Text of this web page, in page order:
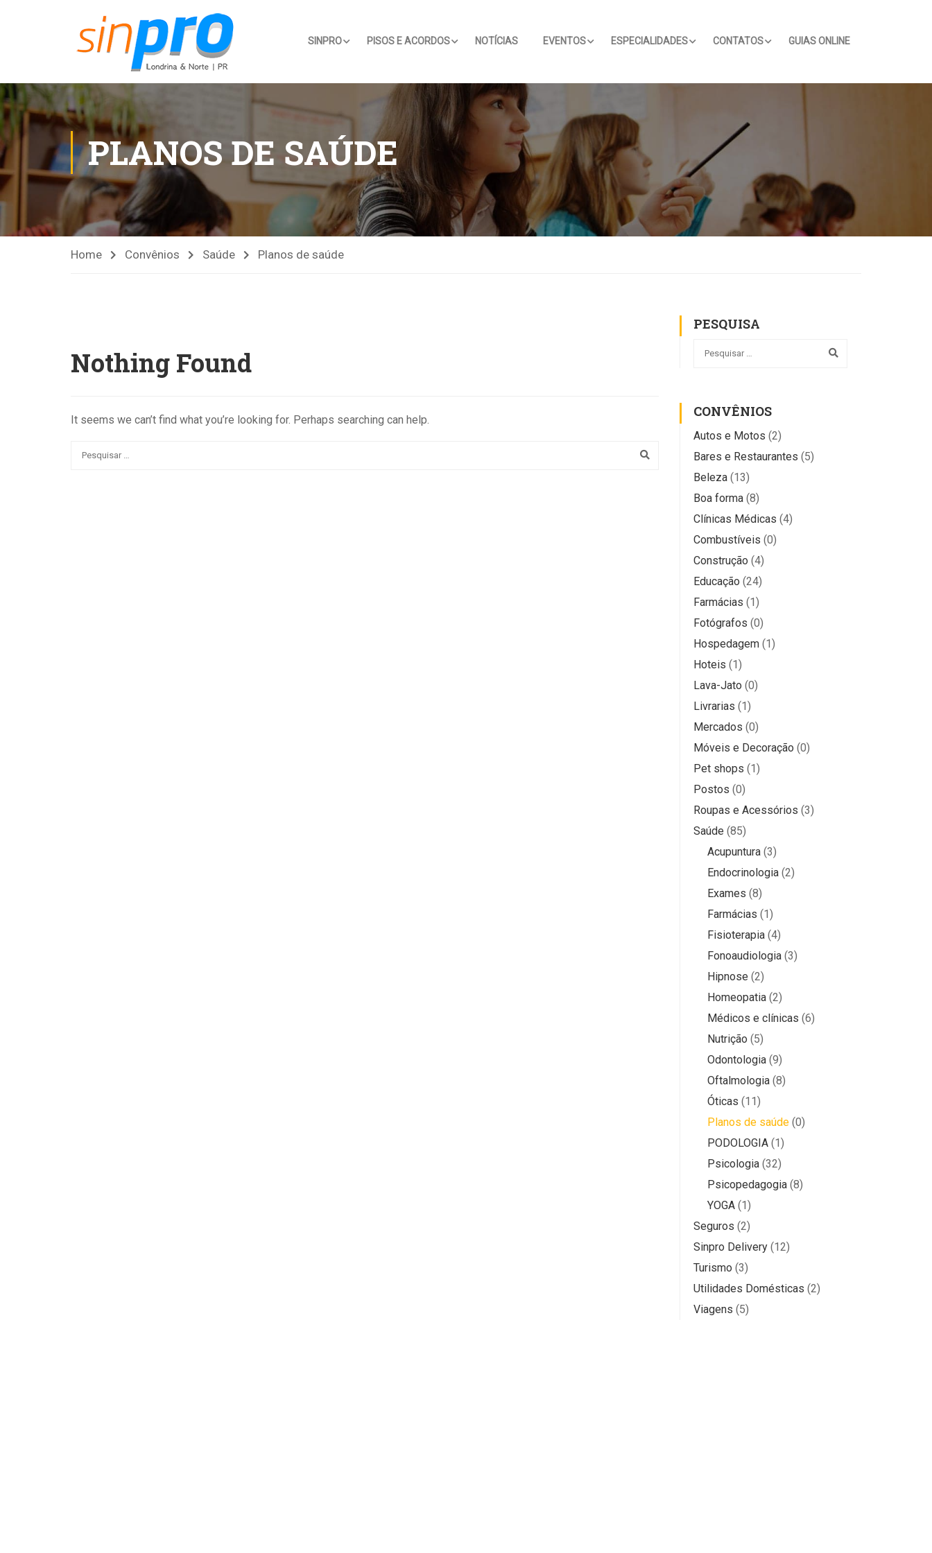
SINPRO PISOS E ACORDOS NOTÍCIAS EVENTOS ESPECIALIDADES CONTATOS GUIAS ONLINE
PLANOS DE SAÚDE
Home Convênios Saúde Planos de saúde
Nothing Found
It seems we can’t find what you’re looking for. Perhaps searching can help.
PESQUISA
CONVÊNIOS
Autos e Motos (2)
Bares e Restaurantes (5)
Beleza(13)
Boa forma(8)
Clínicas Médicas (4)
Combustíveis (0)
Construção (4)
Educação (24)
Farmácias (1)
Fotógrafos (0)
Hospedagem(1)
Hoteis (1)
Lava-Jato (0)
Livrarias (1)
Mercados (0)
Móveis e Decoração (0)
Pet shops (1)
Postos (0)
Roupas e Acessórios (3)
Saúde (85)
Acupuntura(3)
Endocrinologia(2)
Exames (8)
Farmácias (1)
Fisioterapia(4)
Fonoaudiologia(3)
Hipnose (2)
Homeopatia(2)
Médicos e clínicas (6)
Nutrição (5)
Odontologia(9)
Oftalmologia(8)
Óticas (11)
Planos de saúde(0)
PODOLOGIA(1)
Psicologia(32)
Psicopedagogia(8)
YOGA(1)
Seguros (2)
Sinpro Delivery(12)
Turismo (3)
Utilidades Domésticas (2)
Viagens (5)